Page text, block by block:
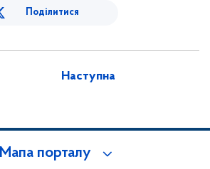
Поділитися
Наступна
Мапа порталу